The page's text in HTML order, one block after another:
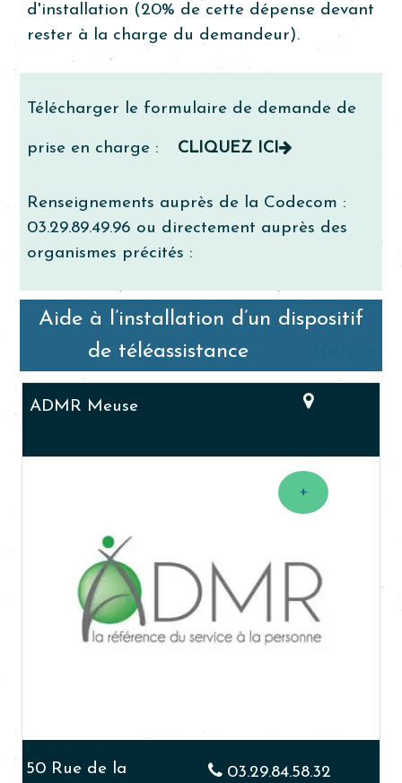
d'installation (20% de cette dépense devant
rester à la charge du demandeur).
Télécharger le formulaire de demande de
prise en charge : CLIQUEZ ICI
Renseignements auprès de la Codecom :
03.29.89.49.96 ou directement auprès des
organismes précités :
Aide à l’installation d’un dispositif
de téléassistance
ADMR Meuse
50 Rue de la
03.29.84.58.32